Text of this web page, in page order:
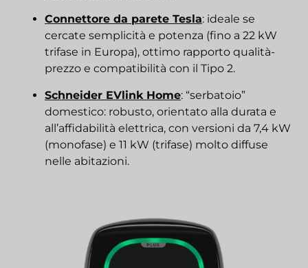
Connettore da parete Tesla: ideale se
cercate semplicità e potenza (fino a 22 kW
trifase in Europa), ottimo rapporto qualità-
prezzo e compatibilità con il Tipo 2.
Schneider EVlink Home: “serbatoio”
domestico: robusto, orientato alla durata e
all’affidabilità elettrica, con versioni da 7,4 kW
(monofase) e 11 kW (trifase) molto diffuse
nelle abitazioni.